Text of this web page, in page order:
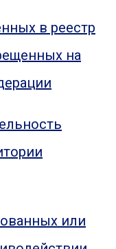
в реестр
на
или